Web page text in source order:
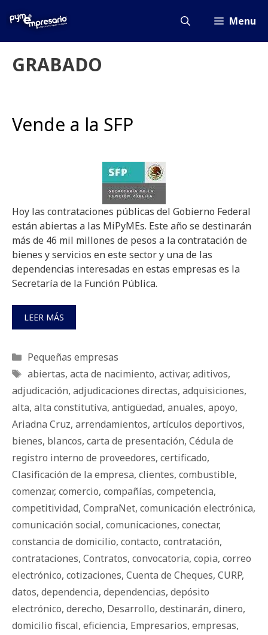
Menu
GRABADO
Vende a la SFP
Hoy las contrataciones públicas del Gobierno Federal
están abiertas a las MiPyMEs. Este año se destinarán
más de 46 mil millones de pesos a la contratación de
bienes y servicios en este sector y una de las
dependencias interesadas en estas empresas es la
Secretaría de la Función Pública.
LEER MÁS
Categorías
Pequeñas empresas
Etiquetas
abiertas, acta de nacimiento, activar, aditivos,
adjudicación, adjudicaciones directas, adquisiciones,
alta, alta constitutiva, antigüedad, anuales, apoyo,
Ariadna Cruz, arrendamientos, artículos deportivos,
bienes, blancos, carta de presentación, Cédula de
registro interno de proveedores, certificado,
Clasificación de la empresa, clientes, combustible,
comenzar, comercio, compañías, competencia,
competitividad, CompraNet, comunicación electrónica,
comunicación social, comunicaciones, conectar,
constancia de domicilio, contacto, contratación,
contrataciones, Contratos, convocatoria, copia, correo
electrónico, cotizaciones, Cuenta de Cheques, CURP,
datos, dependencia, dependencias, depósito
electrónico, derecho, Desarrollo, destinarán, dinero,
domicilio fiscal, eficiencia, Empresarios, empresas,